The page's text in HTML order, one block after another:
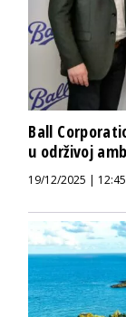
Ball
u održivoj
19/12/2025 | 12:45